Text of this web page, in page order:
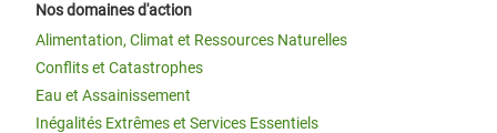
Nos domaines d'action
Alimentation, Climat et Ressources Naturelles
Conflits et Catastrophes
Eau et Assainissement
Inégalités Extrêmes et Services Essentiels